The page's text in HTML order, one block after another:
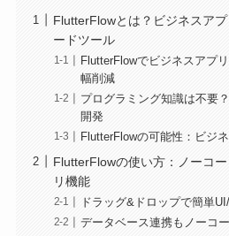
FlutterFlowとは？ビジネスア
ードツール
FlutterFlowでビジネスアプ
幅削減
プログラミング知識は不要
開発
FlutterFlowの可能性：ビジ
FlutterFlowの使い方：ノーコ
リ機能
ドラッグ&ドロップで簡単
データベース連携もノーコ